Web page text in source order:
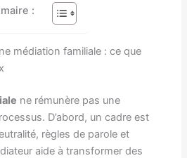
:
médiation familiale : ce que
ne rémunère pas une
D’abord, un cadre est
règles de parole et
aide à transformer des